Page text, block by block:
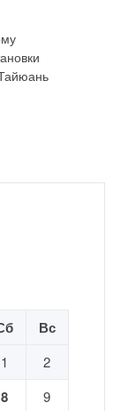
Вс
1
2
8
9